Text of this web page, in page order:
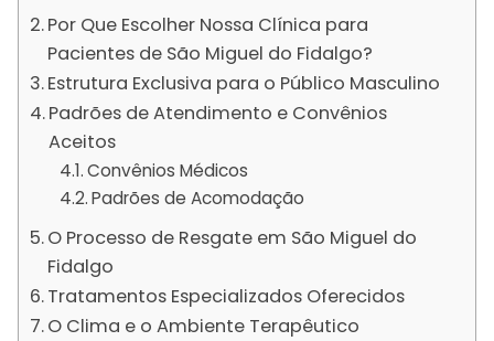
Por Que Escolher Nossa Clínica para
Pacientes de São Miguel do Fidalgo?
Estrutura Exclusiva para o Público Masculino
Padrões de Atendimento e Convênios
Aceitos
Convênios Médicos
Padrões de Acomodação
O Processo de Resgate em São Miguel do
Fidalgo
Tratamentos Especializados Oferecidos
O Clima e o Ambiente Terapêutico